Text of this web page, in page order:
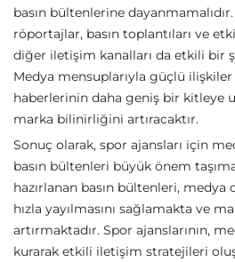
basın bültenlerine
röportajlar, basın toplantıları ve
diğer iletişim kanalları da etkili bir
Medya mensuplarıyla güçlü ilişkiler
haberlerinin daha geniş bir kitleye
marka bilinirliğini artıracaktır.
Sonuç olarak, spor ajansları için
basın bültenleri büyük önem
hazırlanan basın bültenleri, medya
hızla yayılmasını sağlamakta ve
artırmaktadır. Spor ajanslarının,
kurarak etkili iletişim stratejileri